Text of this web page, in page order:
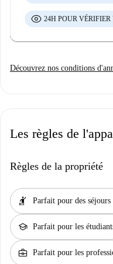
24H POUR
Découvrez nos conditions
Les règles de
Règles de la propriété
hail Parfait pour des séjours
school Parfait pour les
business_center Parfait pour les